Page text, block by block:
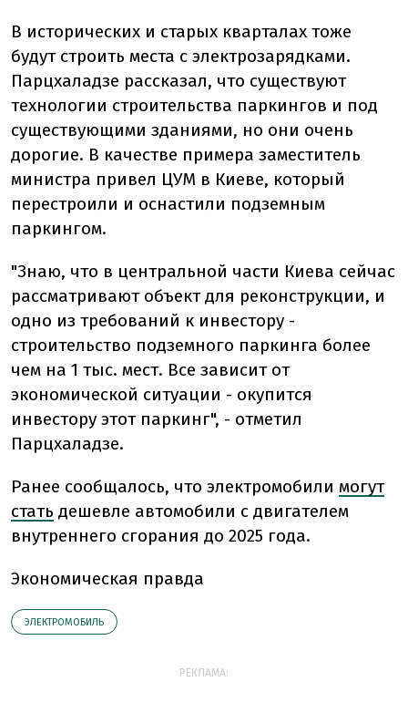
В исторических и старых кварталах тоже
будут строить места с электрозарядками.
Парцхаладзе рассказал, что существуют
технологии строительства паркингов и под
существующими зданиями, но они очень
дорогие. В качестве примера заместитель
министра привел ЦУМ в Киеве, который
перестроили и оснастили подземным
паркингом.
"Знаю, что в центральной части Киева сейчас
рассматривают объект для реконструкции, и
одно из требований к инвестору -
строительство подземного паркинга более
чем на 1 тыс. мест. Все зависит от
экономической ситуации - окупится
инвестору этот паркинг", - отметил
Парцхаладзе.
Ранее сообщалось, что электромобили могут
стать дешевле автомобили с двигателем
внутреннего сгорания до 2025 года.
Экономическая правда
ЭЛЕКТРОМОБИЛЬ
РЕКЛАМА: